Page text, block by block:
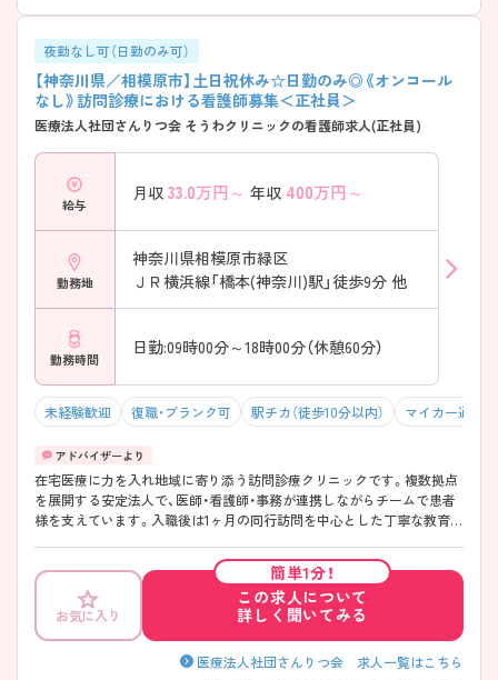
夜勤なし可（日勤のみ可）
【神奈川県／相模原市】土日祝休み☆日勤のみ◎《オンコール
なし》訪問診療における看護師募集＜正社員＞
医療法人社団さんりつ会 そうわクリニックの看護師求人(正社員)
給与
月収 33.0万円～ 年収 400万円～
勤務地
神奈川県相模原市緑区
ＪＲ横浜線「橋本(神奈川)駅」徒歩9分 他
勤務時間
日勤:09時00分～18時00分（休憩60分）
未経験歓迎 復職・ブランク可 駅チカ（徒歩10分以内） マイカー通勤
在宅医療に力を入れ地域に寄り添う訪問診療クリニックです。複数拠点
を展開する安定法人で、医師・看護師・事務が連携しながらチームで患者
様を支えています。入職後は1ヶ月の同行訪問を中心とした丁寧な教育体
ンコール有無の選択制など、働き方の柔軟性も魅力。無理なく働きなが
ら在宅医療のスキルをしっかり身につけたい方におすすめの環境です。
――――――――――――――― ■ 未経験でも安心スタート♪手厚い
教育体制 ――――――――――――――― はじめての訪問診療でもし
っかり学べる環境です。 ・入社後1ヶ月の同行訪問で丁寧に指導 ・月1回の
勉強会で知識や手技を習得 ・医師からも直接学べる環境 → 基礎から安
お気に入り
簡単1分！
この求人について
詳しく聞いてみる
医療法人社団さんりつ会 求人一覧はこちら